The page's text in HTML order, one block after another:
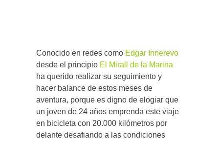
Conocido en redes como Edgar Innerevo
desde el principio El Mirall de la Marina
ha querido realizar su seguimiento y
hacer balance de estos meses de
aventura, porque es digno de elogiar que
un joven de 24 años emprenda este viaje
en bicicleta con 20.000 kilómetros por
delante desafiando a las condiciones